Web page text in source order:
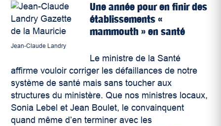
Jean-Claude Landry
Une année pour en finir des
établissements «
mammouth » en santé
Le ministre de la Santé
affirme vouloir corriger les défaillances de notre
système de santé mais sans toucher aux
structures du ministère. Que nos ministres locaux,
Sonia Lebel et Jean Boulet, le convainquent
quand même d’en terminer avec les